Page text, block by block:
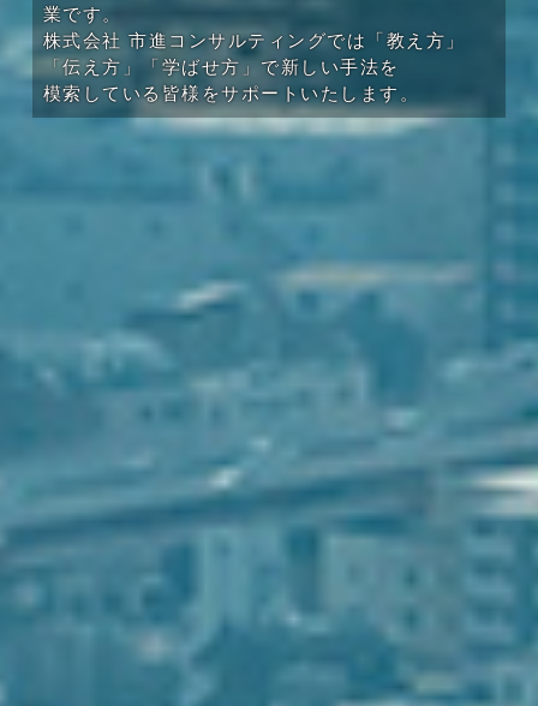
業です。
株式会社 市進コンサルティングでは「教え方」
「伝え方」「学ばせ方」で新しい手法を
模索している皆様をサポートいたします。